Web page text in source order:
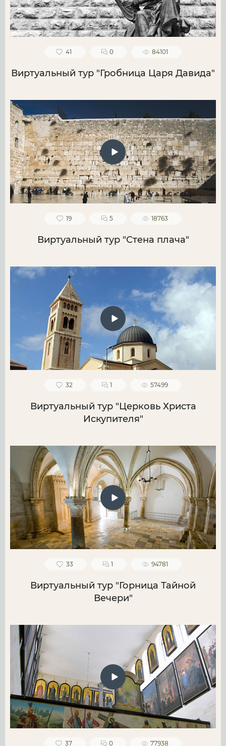
41 0 84101
Виртуальный тур "Гробница Царя Давида"
19 5 18763
Виртуальный тур "Стена плача"
32 1 57499
Виртуальный тур "Церковь Христа
Искупителя"
33 1 94781
Виртуальный тур "Горница Тайной
Вечери"
37 0 77938